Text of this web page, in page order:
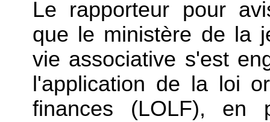
Le rapporteur pour
que le ministère de la
vie associative s'est
l'application de la loi
finances (LOLF), en